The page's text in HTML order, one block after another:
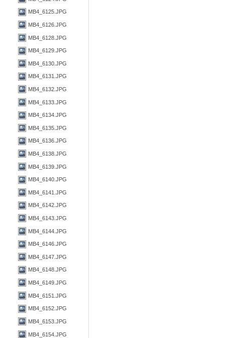
MB4_6125.JPG
MB4_6126.JPG
MB4_6128.JPG
MB4_6129.JPG
MB4_6130.JPG
MB4_6131.JPG
MB4_6132.JPG
MB4_6133.JPG
MB4_6134.JPG
MB4_6135.JPG
MB4_6136.JPG
MB4_6138.JPG
MB4_6139.JPG
MB4_6140.JPG
MB4_6141.JPG
MB4_6142.JPG
MB4_6143.JPG
MB4_6144.JPG
MB4_6146.JPG
MB4_6147.JPG
MB4_6148.JPG
MB4_6149.JPG
MB4_6151.JPG
MB4_6152.JPG
MB4_6153.JPG
MB4_6154.JPG